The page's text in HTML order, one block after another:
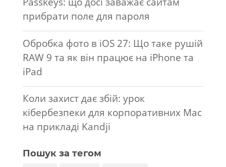
прибрати поле для пароля
Обробка фото в iOS 27: Що таке рушій
RAW 9 та як він працює на iPhone та
iPad
Коли захист дає збій: урок
кібербезпеки для корпоративних Mac
на прикладі Kandji
Пошук за тегом